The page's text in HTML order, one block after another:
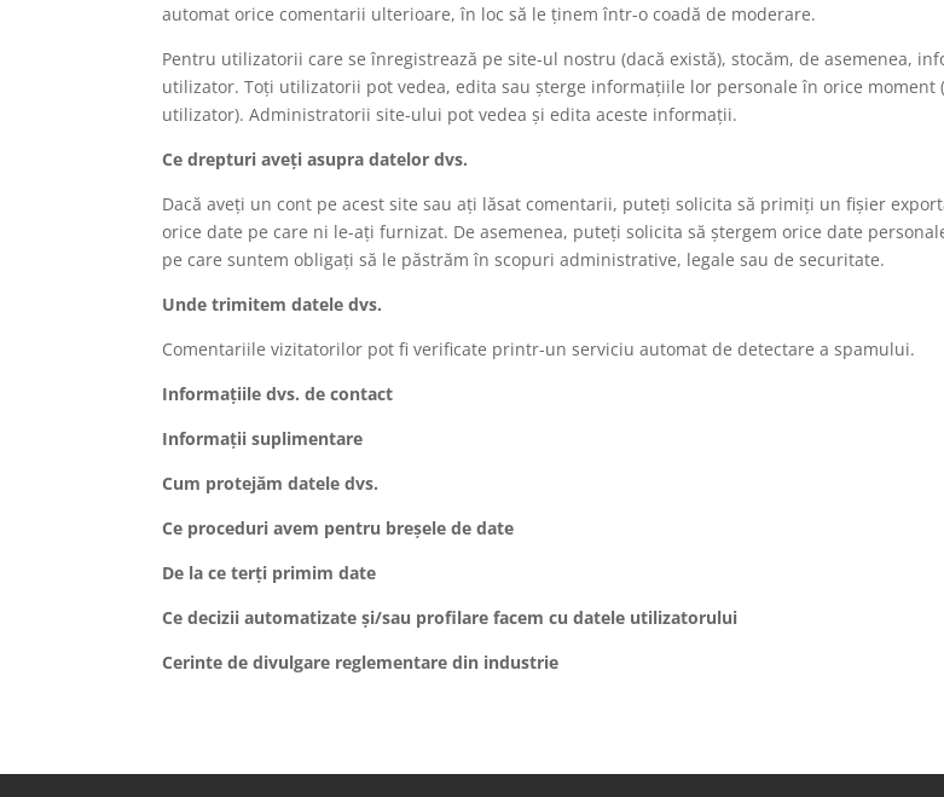
automat orice comentarii ulterioare, în loc să le ținem într-o coadă de moderare.
Pentru utilizatorii care se înregistrează pe site-ul nostru (dacă există), stocăm, de asemenea,
utilizator. Toți utilizatorii pot vedea, edita sau șterge informațiile lor personale în orice
utilizator). Administratorii site-ului pot vedea și edita aceste informații.
Ce drepturi aveți asupra datelor dvs.
Dacă aveți un cont pe acest site sau ați lăsat comentarii, puteți solicita să primiți un fișier
orice date pe care ni le-ați furnizat. De asemenea, puteți solicita să ștergem orice date
pe care suntem obligați să le păstrăm în scopuri administrative, legale sau de securitate.
Unde trimitem datele dvs.
Comentariile vizitatorilor pot fi verificate printr-un serviciu automat de detectare a spamului.
Informațiile dvs. de contact
Informații suplimentare
Cum protejăm datele dvs.
Ce proceduri avem pentru breșele de date
De la ce terți primim date
Ce decizii automatizate și/sau profilare facem cu datele utilizatorului
Cerinte de divulgare reglementare din industrie